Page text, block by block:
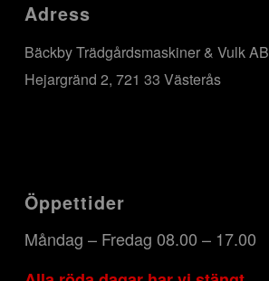
Adress
Bäckby Trädgårdsmaskiner & Vulk AB
Hejargränd 2, 721 33 Västerås
Öppettider
Måndag – Fredag 08.00 – 17.00